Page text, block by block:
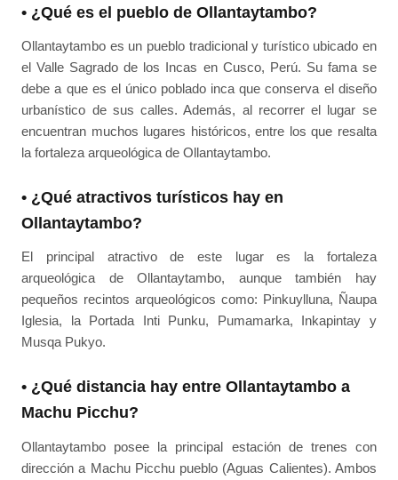
• ¿Qué es el pueblo de Ollantaytambo?
Ollantaytambo es un pueblo tradicional y turístico ubicado en
el Valle Sagrado de los Incas en Cusco, Perú. Su fama se
debe a que es el único poblado inca que conserva el diseño
urbanístico de sus calles. Además, al recorrer el lugar se
encuentran muchos lugares históricos, entre los que resalta
la fortaleza arqueológica de Ollantaytambo.
• ¿Qué atractivos turísticos hay en
Ollantaytambo?
El principal atractivo de este lugar es la fortaleza
arqueológica de Ollantaytambo, aunque también hay
pequeños recintos arqueológicos como: Pinkuylluna, Ñaupa
Iglesia, la Portada Inti Punku, Pumamarka, Inkapintay y
Musqa Pukyo.
• ¿Qué distancia hay entre Ollantaytambo a
Machu Picchu?
Ollantaytambo posee la principal estación de trenes con
dirección a Machu Picchu pueblo (Aguas Calientes). Ambos